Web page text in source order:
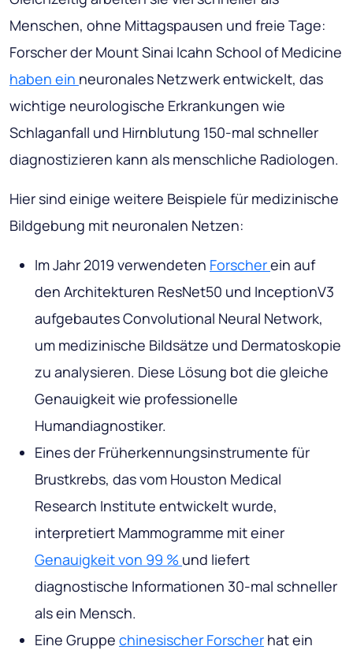
Menschen, ohne Mittagspausen und freie Tage:
Forscher der Mount Sinai Icahn School of Medicine
haben ein neuronales Netzwerk entwickelt, das
wichtige neurologische Erkrankungen wie
Schlaganfall und Hirnblutung 150-mal schneller
diagnostizieren kann als menschliche Radiologen.
Hier sind einige weitere Beispiele für medizinische
Bildgebung mit neuronalen Netzen:
Im Jahr 2019 verwendeten Forscherein auf
den Architekturen ResNet50 und InceptionV3
aufgebautes Convolutional Neural Network,
um medizinische Bildsätze und Dermatoskopie
zu analysieren. Diese Lösung bot die gleiche
Genauigkeit wie professionelle
Humandiagnostiker.
Eines der Früherkennungsinstrumente für
Brustkrebs, das vom Houston Medical
Research Institute entwickelt wurde,
interpretiert Mammogramme mit einer
Genauigkeit von 99 % und liefert
diagnostische Informationen 30-mal schneller
als ein Mensch.
Eine Gruppe chinesischer Forscher hat ein